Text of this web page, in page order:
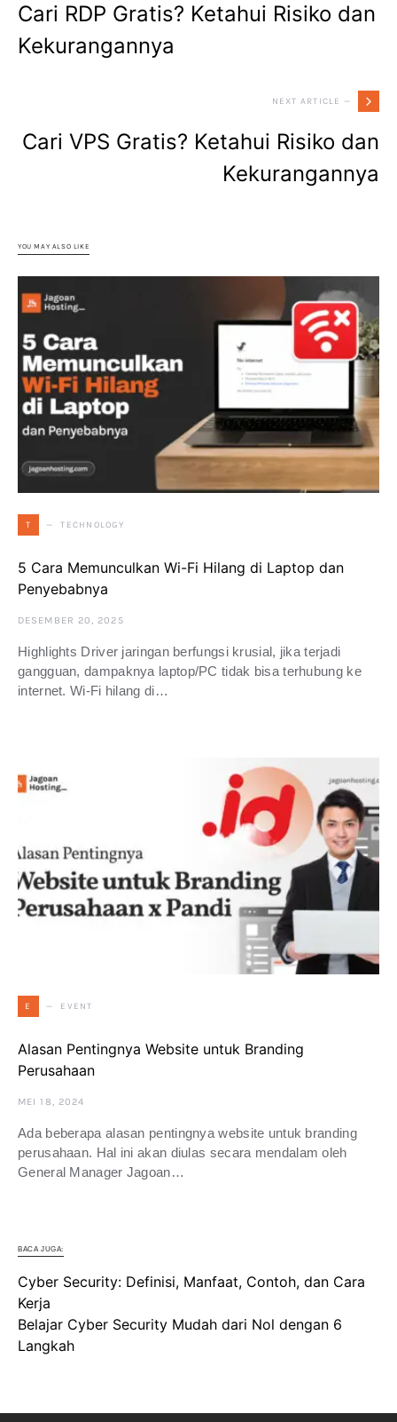
Cari RDP Gratis? Ketahui Risiko dan
Kekurangannya
NEXT ARTICLE —
Cari VPS Gratis? Ketahui Risiko dan
Kekurangannya
YOU MAY ALSO LIKE
T TECHNOLOGY
5 Cara Memunculkan Wi-Fi Hilang di Laptop dan
Penyebabnya
DESEMBER 20, 2025
Highlights Driver jaringan berfungsi krusial, jika terjadi
gangguan, dampaknya laptop/PC tidak bisa terhubung ke
internet. Wi-Fi hilang di…
E EVENT
Alasan Pentingnya Website untuk Branding
Perusahaan
MEI 18, 2024
Ada beberapa alasan pentingnya website untuk branding
perusahaan. Hal ini akan diulas secara mendalam oleh
General Manager Jagoan…
BACA JUGA:
Cyber Security: Definisi, Manfaat, Contoh, dan Cara
Kerja
Belajar Cyber Security Mudah dari Nol dengan 6
Langkah